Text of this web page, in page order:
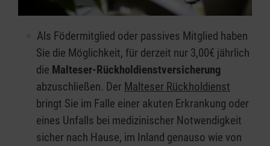
Als Födermitglied oder passives Mitglied haben
Sie die Möglichkeit, für derzeit nur 3,00€ jährlich
die Malteser-Rückholdienstversicherung
abzuschließen. Der Malteser Rückholdienst
bringt Sie im Falle einer akuten Erkrankung oder
eines Unfalls bei medizinischer Notwendigkeit
sicher nach Hause, im Inland genauso wie von